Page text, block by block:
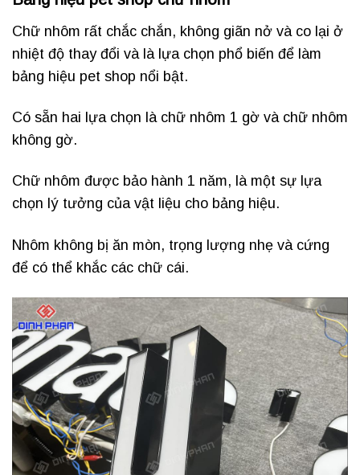
Chữ nhôm rất chắc chắn, không giãn nở và co lại ở
nhiệt độ thay đổi và là lựa chọn phổ biến để làm
bảng hiệu pet shop nổi bật.
Có sẵn hai lựa chọn là chữ nhôm 1 gờ và chữ nhôm
không gờ.
Chữ nhôm được bảo hành 1 năm, là một sự lựa
chọn lý tưởng của vật liệu cho bảng hiệu.
Nhôm không bị ăn mòn, trọng lượng nhẹ và cứng
để có thể khắc các chữ cái.